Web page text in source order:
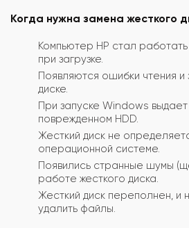
Когда нужна замена жесткого
Компьютер HP стал
при загрузке.
Появляются ошибки чтения и
диске.
При запуске Windows
поврежденном HDD.
Жесткий диск не
операционной системе.
Появились странные шумы
работе жесткого диска.
Жесткий диск переполнен, и
удалить файлы.